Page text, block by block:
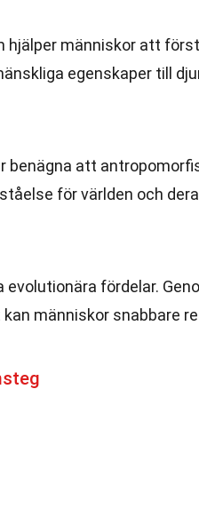
hjälper människor att
egenskaper till
benägna att
för världen och
fördelar.
människor snabbare